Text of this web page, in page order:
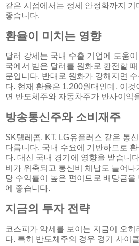
같은 시점에서는 정세 안정화까지 기
좋습니다.
환율이 미치는 영향
달러 강세는 국내 수출 기업에 도움
국에서 받은 달러를 원화로 환전할
문입니다. 반대로 원화가 강해지면
다. 현재 환율은 1,200원대인데, 이
면 반도체주와 자동차주가 반사이익
방송통신주와 소비재주
SK텔레콤, KT, LG유플러스 같은 통
다릅니다. 국내 수요에 기반하므로
다. 대신 국내 경기에 영향을 받습니
비가 위축되고 통신비 체납도 늘어나
당 수익률이 높은 편이므로 배당금을
에 좋습니다.
지금의 투자 전략
코스피가 약세를 보이는 지금이 오히
다. 특히 반도체주의 경우 경기 사이